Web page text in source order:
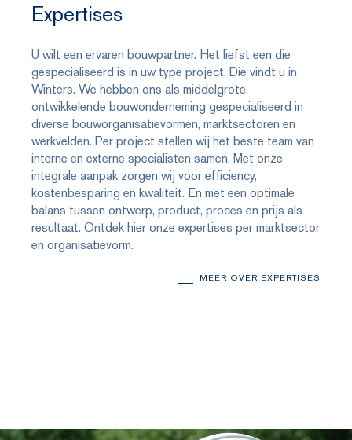
Expertises
U wilt een ervaren bouwpartner. Het liefst een die
gespecialiseerd is in uw type project. Die vindt u in
Winters. We hebben ons als middelgrote,
ontwikkelende bouwonderneming gespecialiseerd in
diverse bouworganisatievormen, marktsectoren en
werkvelden. Per project stellen wij het beste team van
interne en externe specialisten samen. Met onze
integrale aanpak zorgen wij voor efficiency,
kostenbesparing en kwaliteit. En met een optimale
balans tussen ontwerp, product, proces en prijs als
resultaat. Ontdek hier onze expertises per marktsector
en organisatievorm.
MEER OVER EXPERTISES